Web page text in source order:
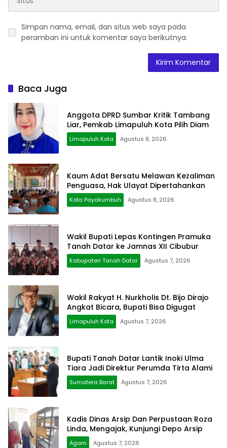
Simpan nama, email, dan situs web saya pada
peramban ini untuk komentar saya berikutnya.
Baca Juga
Anggota DPRD Sumbar Kritik Tambang
Liar, Pemkab Limapuluh Kota Pilih Diam
Limapuluh Kota Agustus 8, 2026
Kaum Adat Bersatu Melawan Kezaliman
Penguasa, Hak Ulayat Dipertahankan
Kota Payakumbuh Agustus 8, 2026
Wakil Bupati Lepas Kontingen Pramuka
Tanah Datar ke Jamnas XII Cibubur
Kabupaten Tanah Datar Agustus 7, 2026
Wakil Rakyat H. Nurkholis Dt. Bijo Dirajo
Angkat Bicara, Bupati Bisa Digugat
Limapuluh Kota Agustus 7, 2026
Bupati Tanah Datar Lantik Inoki Ulma
Tiara Jadi Direktur Perumda Tirta Alami
Sumatera Barat Agustus 7, 2026
Kadis Dinas Arsip Dan Perpustaan Roza
Linda, Mengajak, Kunjungi Depo Arsip
Agam Agustus 7, 2026